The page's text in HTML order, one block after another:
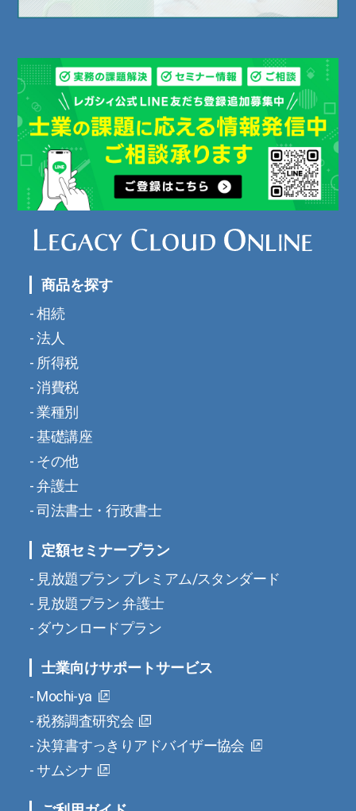
商品を探す
相続
法人
所得税
消費税
業種別
基礎講座
その他
弁護士
司法書士・行政書士
定額セミナープラン
見放題プラン プレミアム/スタンダード
見放題プラン 弁護士
ダウンロードプラン
士業向けサポートサービス
Mochi-ya
税務調査研究会
決算書すっきりアドバイザー協会
サムシナ